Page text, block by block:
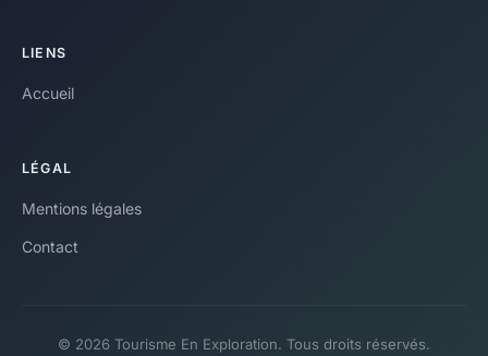
LIENS
Accueil
LÉGAL
Mentions légales
Contact
© 2026 Tourisme En Exploration. Tous droits réservés.